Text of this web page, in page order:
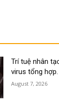
Trí tuệ nhân
virus tổng hợp.
August 7, 2026